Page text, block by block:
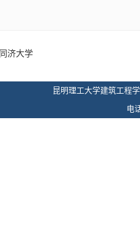
同济大学
昆明理工大学建筑工程
电